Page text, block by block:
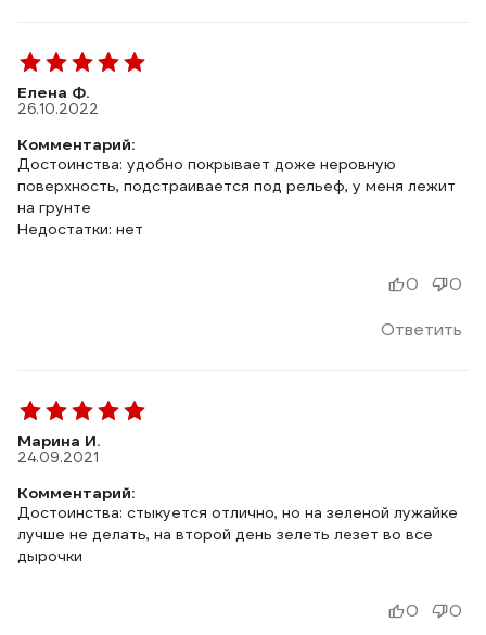
Елена Ф.
26.10.2022
Комментарий:
Достоинства: удобно покрывает доже неровную
поверхность, подстраивается под рельеф, у меня лежит
на грунте
Недостатки: нет
Ответить
0 0
Марина И.
24.09.2021
Комментарий:
Достоинства: стыкуется отлично, но на зеленой лужайке
лучше не делать, на второй день зелеть лезет во все
дырочки
0 0